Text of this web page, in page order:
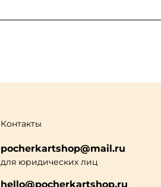
Контакты
pocherkartshop@mail.ru
для юридических лиц
hello@pocherkartshop.ru